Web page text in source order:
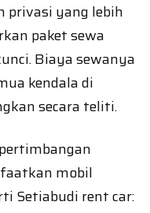
privasi yang lebih
paket sewa
Biaya sewanya
kendala di
secara teliti.
mobil
Setiabudi rent car: